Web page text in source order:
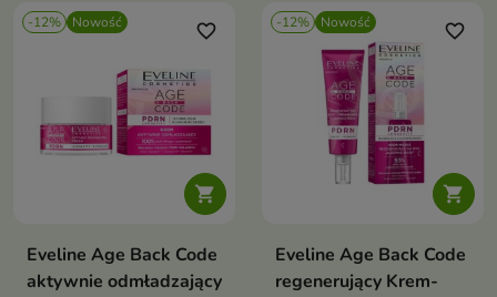
-12% Nowość

favorite_border
Eveline Age Back Code
aktywnie odmładzający
-12% Nowość

favorite_border
Eveline Age Back Code
regenerujący Krem-